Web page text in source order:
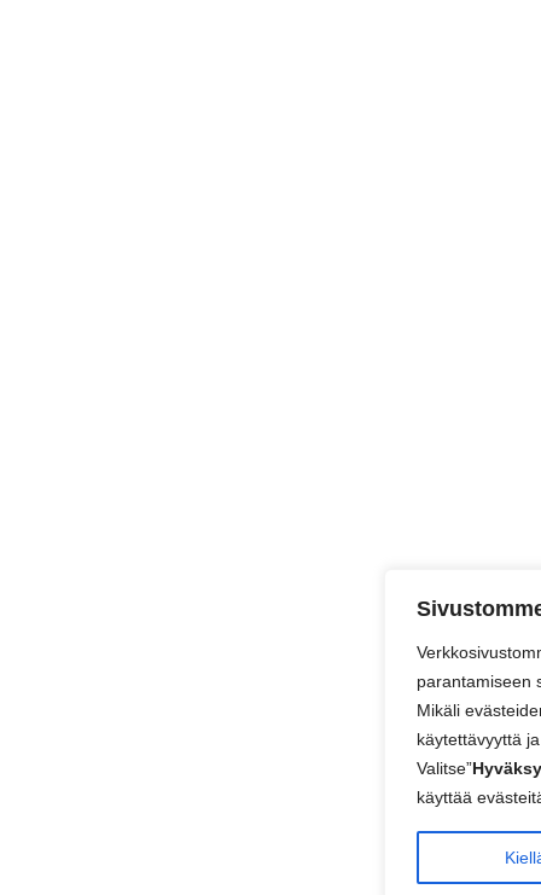
parantamiseen
Mikäli
käytettävyyttä
Valitse”Hyväksy
käyttää